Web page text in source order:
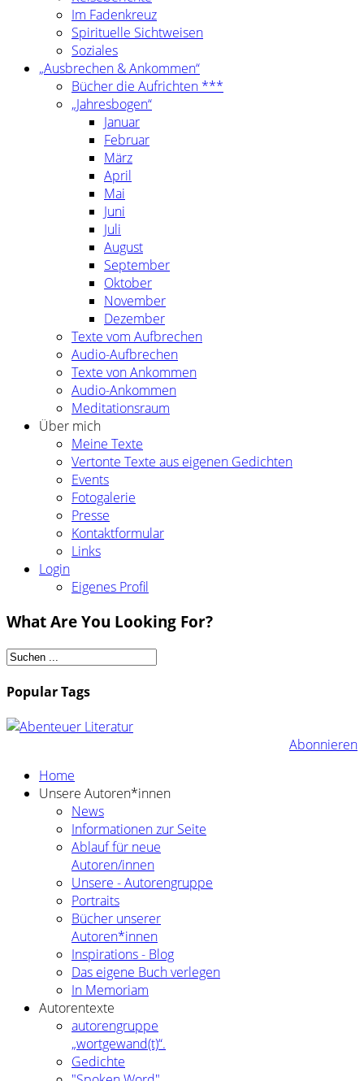
Im Fadenkreuz
Spirituelle Sichtweisen
Soziales
„Ausbrechen & Ankommen“
Bücher die Aufrichten ***
„Jahresbogen“
Januar
Februar
März
April
Mai
Juni
Juli
August
September
Oktober
November
Dezember
Texte vom Aufbrechen
Audio-Aufbrechen
Texte von Ankommen
Audio-Ankommen
Meditationsraum
Über mich
Meine Texte
Vertonte Texte aus eigenen Gedichten
Events
Fotogalerie
Presse
Kontaktformular
Links
Login
Eigenes Profil
What Are You Looking For?
Popular Tags
Abonnieren
Home
Unsere Autoren*innen
News
Informationen zur Seite
Ablauf für neue
Autoren/innen
Unsere - Autorengruppe
Portraits
Bücher unserer
Autoren*innen
Inspirations - Blog
Das eigene Buch verlegen
In Memoriam
Autorentexte
autorengruppe
„wortgewand(t)“.
Gedichte